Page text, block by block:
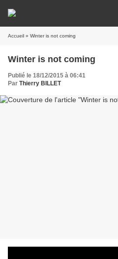
Accueil » Winter is not coming
Winter is not coming
Publié le 18/12/2015 à 06:41
Par Thierry BILLET